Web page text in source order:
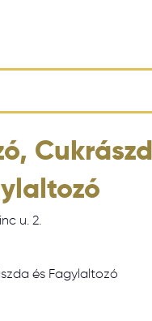
u. 2.
és Fagylaltozó